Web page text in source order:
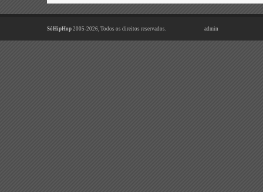
SóHipHop 2005-2026, Todos os direitos reservados. admin